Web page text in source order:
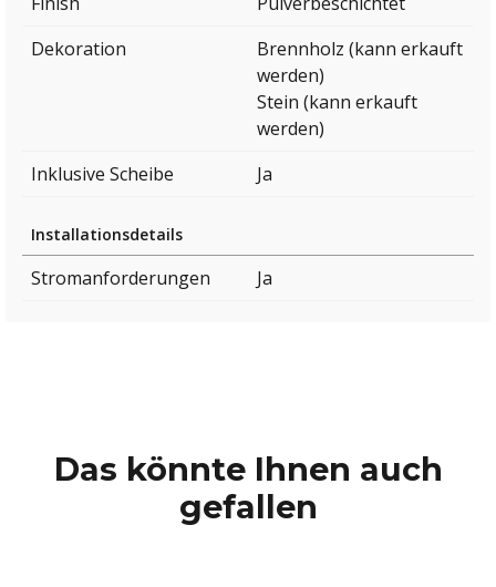
Dekoration
Brennholz (kann erkauft
werden)
Stein (kann erkauft
werden)
Inklusive Scheibe
Ja
Installationsdetails
Stromanforderungen Ja
Das könnte Ihnen auch
gefallen